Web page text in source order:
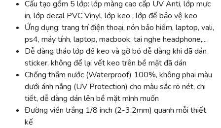
Cấu tạo gồm 5 lớp: lớp màng cao cấp UV Anti, lớp mực
in, lớp decal PVC Vinyl, lớp keo , lớp đế bảo vệ keo
Ứng dụng: trang trí điện thoại, nón bảo hiểm, laptop, vali,
ps4, máy tính, laptop, macbook, tai nghe headphone,...
Dễ dàng tháo lớp đế keo và gỡ bỏ dễ dàng khi đã dán
sticker, không để lại vết keo trên bề mặt đã dán
Chống thấm nước (Waterproof) 100%, không phai màu
dưới ánh nắng (UV Protection) cho màu sắc rõ nét, chi
tiết, dễ dàng dán lên bề mặt mình muốn
Đường viền trắng 1/8 inch (2-3.2mm) quanh mỗi thiết
kế